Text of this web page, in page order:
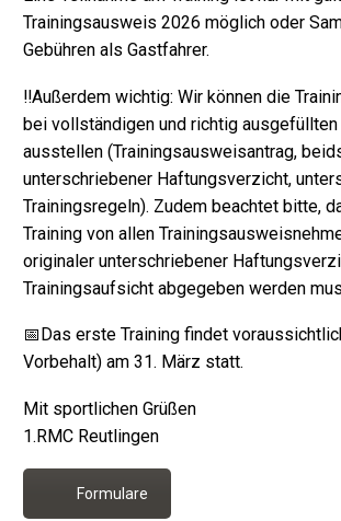
Trainingsausweis 2026 möglich oder
Gebühren als Gastfahrer.
‼️Außerdem wichtig: Wir können die
bei vollständigen und richtig
ausstellen (Trainingsausweisantrag,
unterschriebener Haftungsverzicht,
Trainingsregeln). Zudem beachtet bitte,
Training von allen
originaler unterschriebener
Trainingsaufsicht abgegeben werden
📅Das erste Training findet
Vorbehalt) am 31. März statt.
Mit sportlichen Grüßen
1.RMC Reutlingen
Formulare